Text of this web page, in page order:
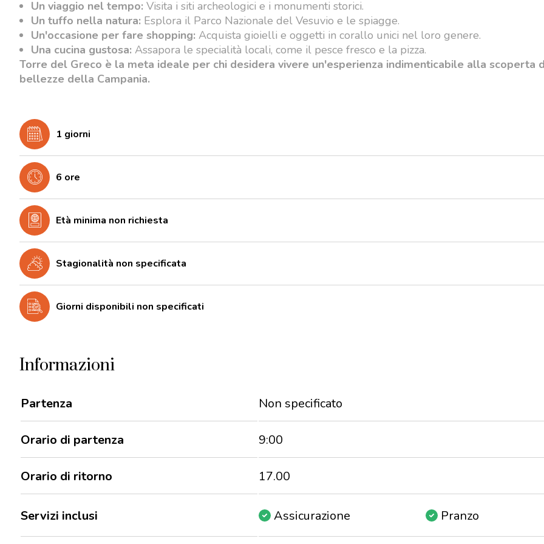
Un viaggio nel tempo: Visita i siti archeologici e i monumenti storici.
Un tuffo nella natura: Esplora il Parco Nazionale del Vesuvio e le spiagge.
Un'occasione per fare shopping: Acquista gioielli e oggetti in corallo unici nel loro genere.
Una cucina gustosa: Assapora le specialità locali, come il pesce fresco e la pizza.
Torre del Greco è la meta ideale per chi desidera vivere un'esperienza indimenticabile alla scoperta
bellezze della Campania.
1 giorni
6 ore
Età minima non richiesta
Stagionalità non specificata
Giorni disponibili non specificati
Informazioni
Partenza Non specificato
Orario di partenza 9:00
Orario di ritorno 17.00
Servizi inclusi Assicurazione Pranzo